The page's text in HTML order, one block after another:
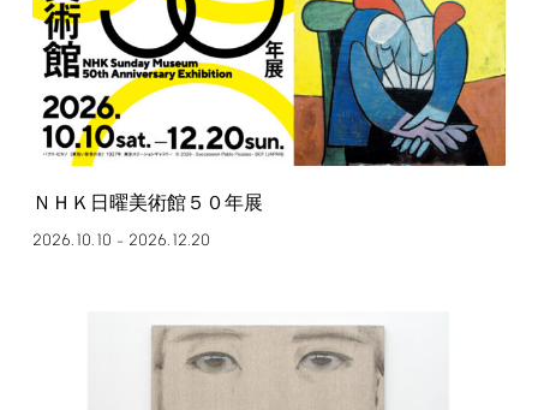
ＮＨＫ日曜美術館５０年展
2026.10.10 – 2026.12.20